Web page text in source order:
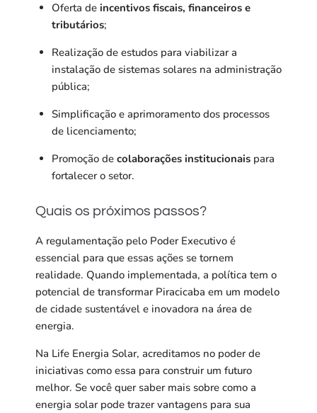
Oferta de incentivos fiscais, financeiros e
tributários;
Realização de estudos para viabilizar a
instalação de sistemas solares na administração
pública;
Simplificação e aprimoramento dos processos
de licenciamento;
Promoção de colaborações institucionaispara
fortalecer o setor.
Quais os próximos passos?
A regulamentação pelo Poder Executivo é
essencial para que essas ações se tornem
realidade. Quando implementada, a política tem o
potencial de transformar Piracicaba em um modelo
de cidade sustentável e inovadora na área de
energia.
Na Life Energia Solar, acreditamos no poder de
iniciativas como essa para construir um futuro
melhor. Se você quer saber mais sobre como a
energia solar pode trazer vantagens para sua